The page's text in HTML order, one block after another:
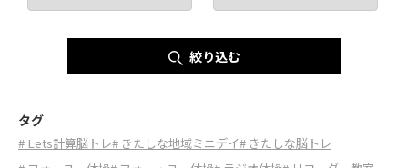
絞り込む
タグ
# Lets計算脳トレ# きたしな地域ミニデイ# きたしな脳トレ